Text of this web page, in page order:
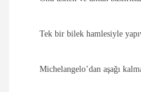
Tek bir bilek hamlesiyle
Michelangelo’dan aşağı